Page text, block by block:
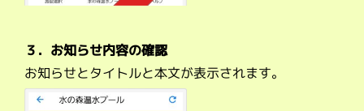
３．お知らせ内容の確認
お知らせとタイトルと本文が表示されます。